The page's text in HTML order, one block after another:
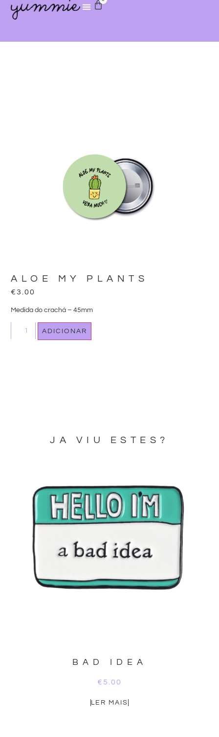
ALOE MY PLANTS
€3.00
Medida do crachá – 45mm
ADICIONAR
JA VIU ESTES?
BAD IDEA
€ 5.00
LER MAIS